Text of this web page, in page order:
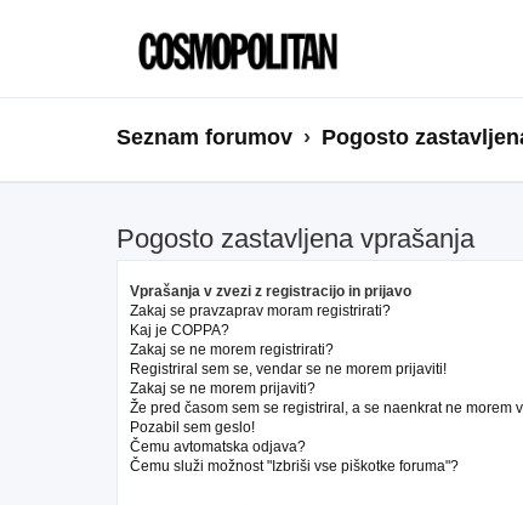
Seznam forumov Pogosto
Pogosto zastavljena vprašanja
Vprašanja v zvezi z registracijo in prijavo
Zakaj se pravzaprav moram registrirati?
Kaj je COPPA?
Zakaj se ne morem registrirati?
Registriral sem se, vendar se ne morem prijaviti!
Zakaj se ne morem prijaviti?
Že pred časom sem se registriral, a se naenkrat ne morem
Pozabil sem geslo!
Čemu avtomatska odjava?
Čemu služi možnost "Izbriši vse piškotke foruma"?